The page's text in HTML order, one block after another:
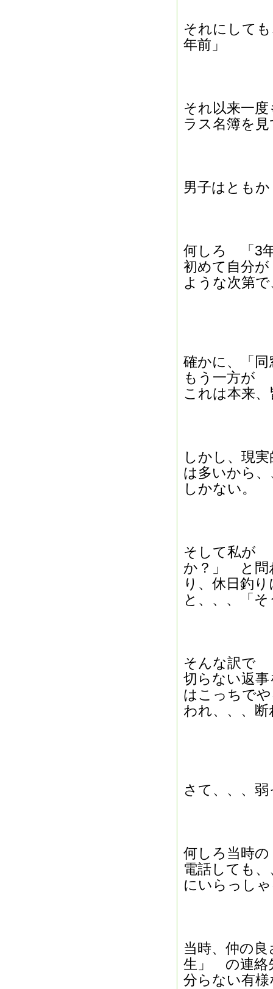
それにして
年前」
それ以来一
ラス名簿を
男子はとも
何しろ 「3
初めて自分
ような次第
確かに、「
もう一方が
これは本来
しかし、現
は多いから
しかない。
そして私が
か？」 と問
り、休日釣
と、、、「
そんな訳で
切らない返
はこっちで
われ、、、
さて、、、
何しろ当時
電話しても
にいらっし
当時、仲の
生」 の連絡
分らない有